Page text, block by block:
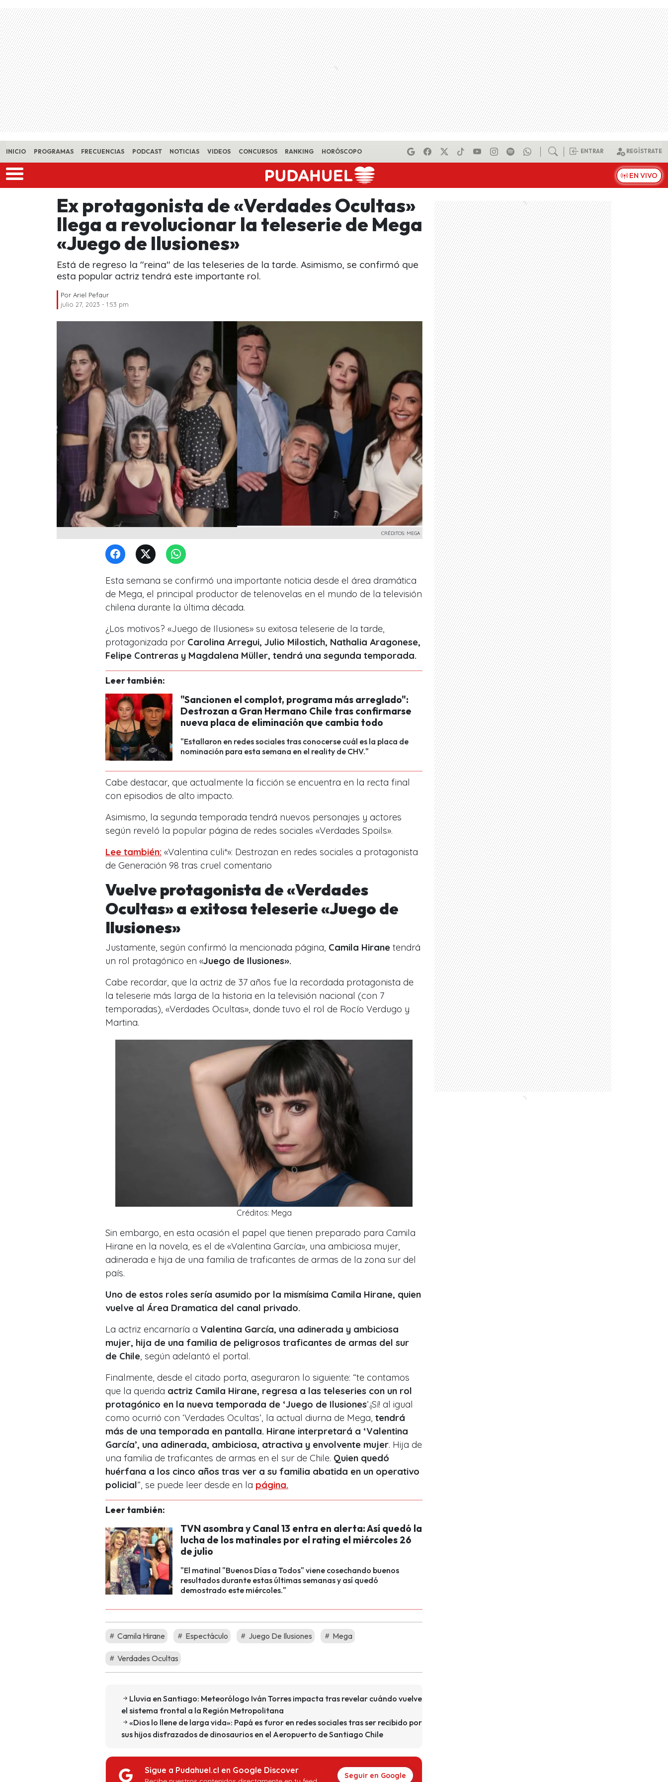
Skip to main content
INICIO PROGRAMAS FRECUENCIAS PODCAST NOTICIAS VIDEOS CONCURSOS RANKING HORÓSCOPO ENTRAR REGÍSTRATE
EN VIVO
Ex protagonista de «Verdades Ocultas»
llega a revolucionar la teleserie de Mega
«Juego de Ilusiones»
Está de regreso la "reina" de las teleseries de la tarde. Asimismo, se confirmó que
esta popular actriz tendrá este importante rol.
Por Ariel Pefaur
julio 27, 2023 - 1:53 pm
CRÉDITOS: MEGA
Esta semana se confirmó una importante noticia desde el área dramática
de Mega , el principal productor de telenovelas en el mundo de la televisión
chilena durante la última década.
¿Los motivos? «Juego de Ilusiones» su exitosa teleserie de la tarde,
protagonizada por Carolina Arregui, Julio Milostich, Nathalia Aragonese,
Felipe Contreras y Magdalena Müller, tendrá una segunda temporada.
Leer también:
"Sancionen el complot, programa más arreglado":
Destrozan a Gran Hermano Chile tras confirmarse
nueva placa de eliminación que cambia todo
"Estallaron en redes sociales tras conocerse cuál es la placa de
nominación para esta semana en el reality de CHV."
Cabe destacar, que actualmente la ficción se encuentra en la recta final
con episodios de alto impacto.
Asimismo, la segunda temporada tendrá nuevos personajes y actores
según reveló la popular página de redes sociales «Verdades Spoils».
Lee también: «Valentina culi*»: Destrozan en redes sociales a protagonista
de Generación 98 tras cruel comentario
Vuelve protagonista de «Verdades
Ocultas» a exitosa teleserie «Juego de
Ilusiones»
Justamente, según confirmó la mencionada página, Camila Hirane tendrá
un rol protagónico en «Juego de Ilusiones».
Cabe recordar, que la actriz de 37 años fue la recordada protagonista de
la teleserie más larga de la historia en la televisión nacional (con 7
temporadas), «Verdades Ocultas», donde tuvo el rol de Rocío Verdugo y
Martina.
Créditos: Mega
Sin embargo, en esta ocasión el papel que tienen preparado para Camila
Hirane en la novela, es el de «Valentina García», una ambiciosa mujer,
adinerada e hija de una familia de traficantes de armas de la zona sur del
país.
Uno de estos roles sería asumido por la mismísima Camila Hirane, quien
vuelve al Área Dramatica del canal privado.
La actriz encarnaría a Valentina García, una adinerada y ambiciosa
mujer, hija de una familia de peligrosos traficantes de armas del sur
de Chile , según adelantó el portal.
Finalmente, desde el citado porta, aseguraron lo siguiente: “te contamos
que la querida actriz Camila Hirane, regresa a las teleseries con un rol
protagónico en la nueva temporada de ‘Juego de Ilusiones’.¡Sí! al igual
como ocurrió con ‘Verdades Ocultas’, la actual diurna de Mega, tendrá
más de una temporada en pantalla. Hirane interpretará a ‘Valentina
García’, una adinerada, ambiciosa, atractiva y envolvente mujer. Hija de
una familia de traficantes de armas en el sur de Chile. Quien quedó
huérfana a los cinco años tras ver a su familia abatida en un operativo
policial”, se puede leer desde en la página.
Leer también:
TVN asombra y Canal 13 entra en alerta: Así quedó la
lucha de los matinales por el rating el miércoles 26
de julio
"El matinal "Buenos Días a Todos" viene cosechando buenos
resultados durante estas últimas semanas y así quedó
demostrado este miércoles."
Camila Hirane Espectáculo Juego De Ilusiones Mega
Verdades Ocultas
Lluvia en Santiago: Meteorólogo Iván Torres impacta tras revelar cuándo vuelve
el sistema frontal a la Región Metropolitana
«Dios lo llene de larga vida»: Papá es furor en redes sociales tras ser recibido por
sus hijos disfrazados de dinosaurios en el Aeropuerto de Santiago Chile
Sigue a Pudahuel.cl en Google Discover
Seguir en Google